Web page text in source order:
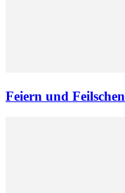
Feiern und Feilschen